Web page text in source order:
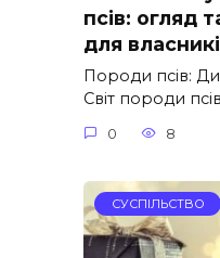
псів: огляд
для
Породи псів:
Світ породи псів
0 8
СУСПІЛЬСТВО